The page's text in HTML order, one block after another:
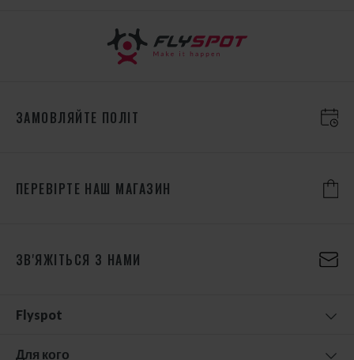
ЗАМОВЛЯЙТЕ ПОЛІТ
ПЕРЕВІРТЕ НАШ МАГАЗИН
ЗВ'ЯЖІТЬСЯ З НАМИ
Flyspot
Для кого